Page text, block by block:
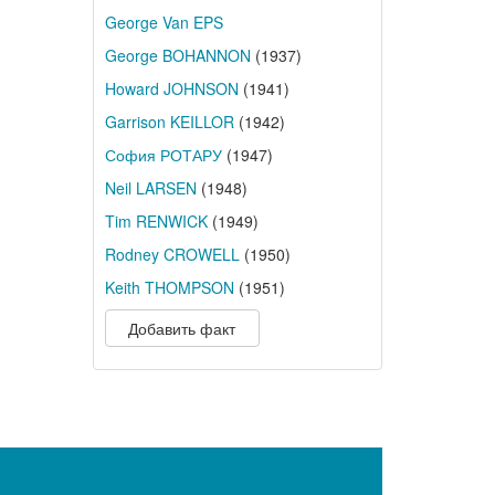
George Van EPS
George BOHANNON (1937)
Howard JOHNSON (1941)
Garrison KEILLOR(1942)
София РОТАРУ(1947)
Neil LARSEN (1948)
Tim RENWICK(1949)
Rodney CROWELL(1950)
Keith THOMPSON (1951)
Добавить факт